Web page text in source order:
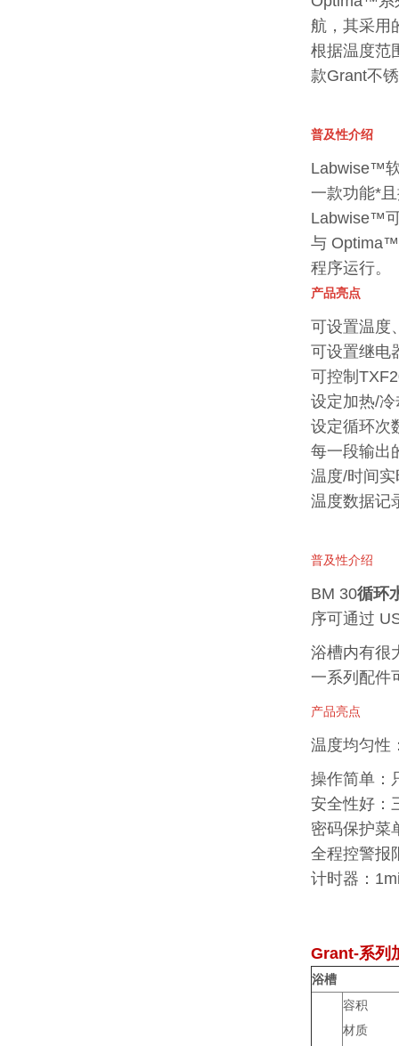
航，其采用
根据温度范
款Grant不
普及性介绍
Labwise™
一款功能*
Labwise™
与 Optima™
程序运行。
产品亮点
可设置温度
可设置继电
可控制
设定加热/
设定循环次
每一段输出
温度/时间
温度数据记
普及性介绍
BM 30循环
序可通过
浴槽内有很
一系列配件
产品亮点
温度均匀性
操作简单：
安全性好：
密码保护菜
全程控警报
计时器：
Grant-系列
浴槽
容积
材质